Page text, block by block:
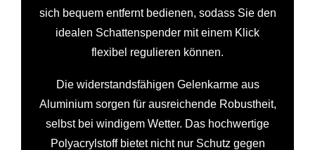
sich bequem entfernt bedienen, sodass Sie den
idealen Schattenspender mit einem Klick
flexibel regulieren können.
Die widerstandsfähigen Gelenkarme aus
Aluminium sorgen für ausreichende Robustheit,
selbst bei windigem Wetter. Das hochwertige
Polyacrylstoff bietet nicht nur Schutz gegen